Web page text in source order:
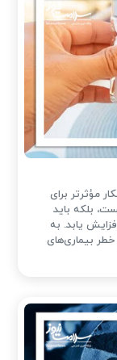
مؤثرتر برای
بلکه باید
یابد. به
بیماری‌های